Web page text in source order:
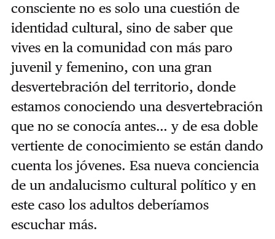
consciente no es solo una cuestión de
identidad cultural, sino de saber que
vives en la comunidad con más paro
juvenil y femenino, con una gran
desvertebración del territorio, donde
estamos conociendo una desvertebración
que no se conocía antes… y de esa doble
vertiente de conocimiento se están dando
cuenta los jóvenes. Esa nueva conciencia
de un andalucismo cultural político y en
este caso los adultos deberíamos
escuchar más.